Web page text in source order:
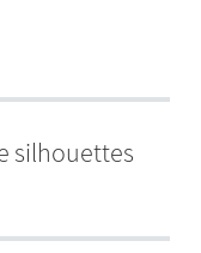
silhouettes